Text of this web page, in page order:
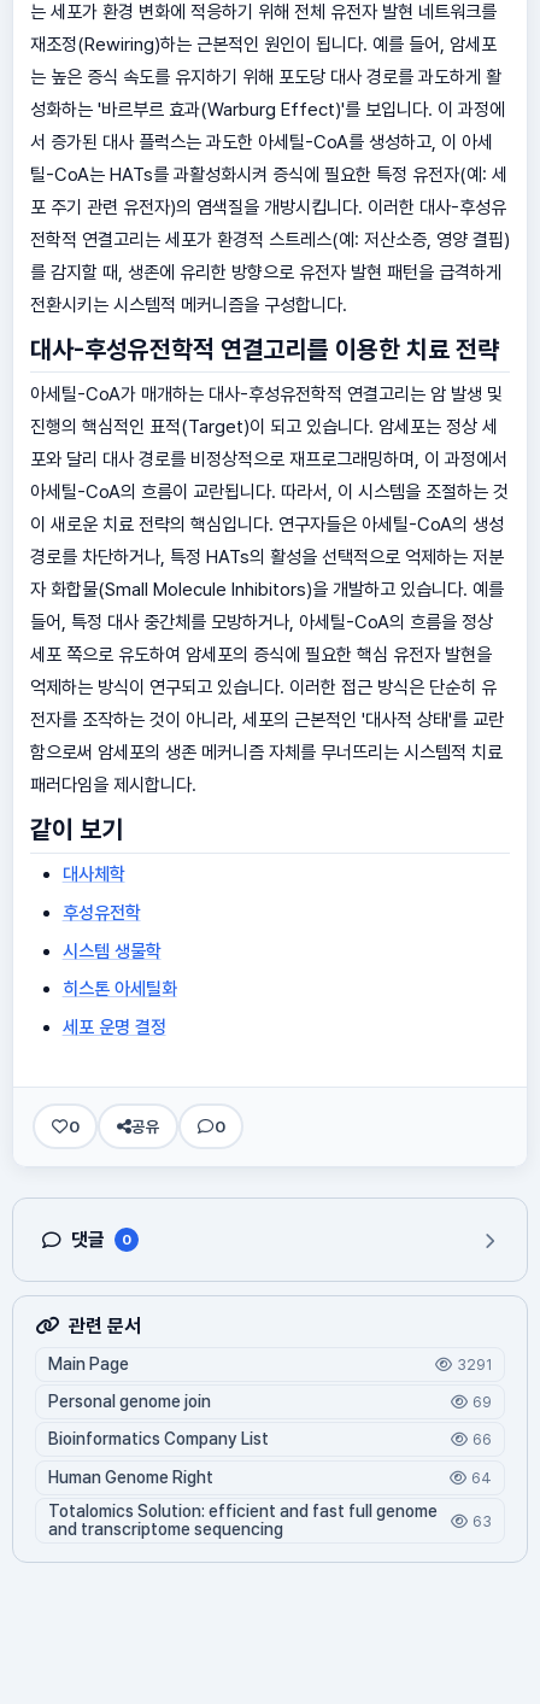
는 세포가 환경 변화에 적응하기 위해 전체 유전자 발현 네트워크를
재조정(Rewiring)하는 근본적인 원인이 됩니다. 예를 들어, 암세포
는 높은 증식 속도를 유지하기 위해 포도당 대사 경로를 과도하게 활
성화하는 '바르부르 효과(Warburg Effect)'를 보입니다. 이 과정에
서 증가된 대사 플럭스는 과도한 아세틸-CoA를 생성하고, 이 아세
틸-CoA는 HATs를 과활성화시켜 증식에 필요한 특정 유전자(예: 세
포 주기 관련 유전자)의 염색질을 개방시킵니다. 이러한 대사-후성유
전학적 연결고리는 세포가 환경적 스트레스(예: 저산소증, 영양 결핍)
를 감지할 때, 생존에 유리한 방향으로 유전자 발현 패턴을 급격하게
전환시키는 시스템적 메커니즘을 구성합니다.
대사-후성유전학적 연결고리를 이용한 치료 전략
아세틸-CoA가 매개하는 대사-후성유전학적 연결고리는 암 발생 및
진행의 핵심적인 표적(Target)이 되고 있습니다. 암세포는 정상 세
포와 달리 대사 경로를 비정상적으로 재프로그래밍하며, 이 과정에서
아세틸-CoA의 흐름이 교란됩니다. 따라서, 이 시스템을 조절하는 것
이 새로운 치료 전략의 핵심입니다. 연구자들은 아세틸-CoA의 생성
경로를 차단하거나, 특정 HATs의 활성을 선택적으로 억제하는 저분
자 화합물(Small Molecule Inhibitors)을 개발하고 있습니다. 예를
들어, 특정 대사 중간체를 모방하거나, 아세틸-CoA의 흐름을 정상
세포 쪽으로 유도하여 암세포의 증식에 필요한 핵심 유전자 발현을
억제하는 방식이 연구되고 있습니다. 이러한 접근 방식은 단순히 유
전자를 조작하는 것이 아니라, 세포의 근본적인 '대사적 상태'를 교란
함으로써 암세포의 생존 메커니즘 자체를 무너뜨리는 시스템적 치료
패러다임을 제시합니다.
같이 보기
대사체학
후성유전학
시스템 생물학
히스톤 아세틸화
세포 운명 결정
0 공유 0
댓글 0
관련 문서
Main Page 3291
Personal genome join 69
Bioinformatics Company List 66
Human Genome Right 64
Totalomics Solution: efficient and fast full genome
and transcriptome sequencing
63